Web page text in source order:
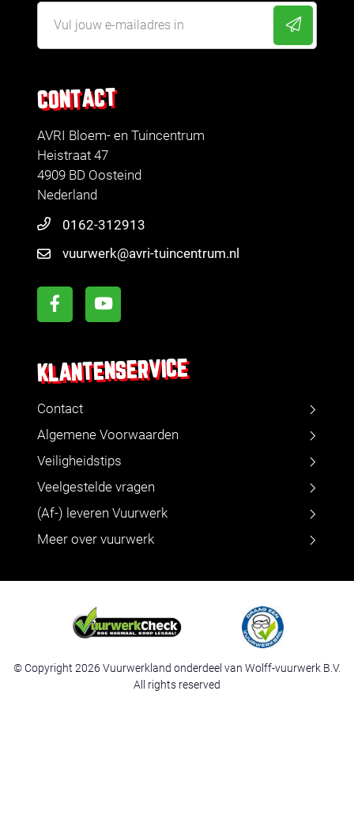
CONTACT
AVRI Bloem- en Tuincentrum
Heistraat 47
4909 BD Oosteind
Nederland
0162-312913
vuurwerk@avri-tuincentrum.nl
KLANTENSERVICE
Contact
Algemene Voorwaarden
Veiligheidstips
Veelgestelde vragen
(Af-) leveren Vuurwerk
Meer over vuurwerk
© Copyright 2026 Vuurwerkland onderdeel van Wolff-vuurwerk B.V.
All rights reserved